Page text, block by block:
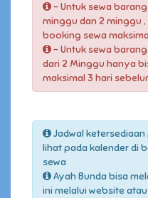
- Untuk sewa
minggu dan 2 minggu
booking sewa
- Untuk sewa
dari 2 Minggu hanya
maksimal 3 hari
Jadwal
lihat pada kalender di
sewa
Ayah Bunda bisa
ini melalui website